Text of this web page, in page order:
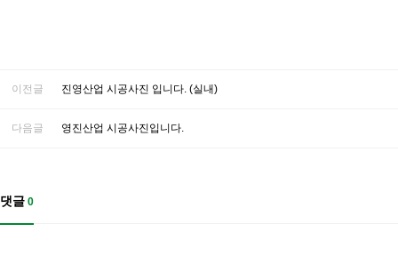
이전글 진영산업 시공사진 입니다. (실내)
다음글 영진산업 시공사진입니다.
댓글 0